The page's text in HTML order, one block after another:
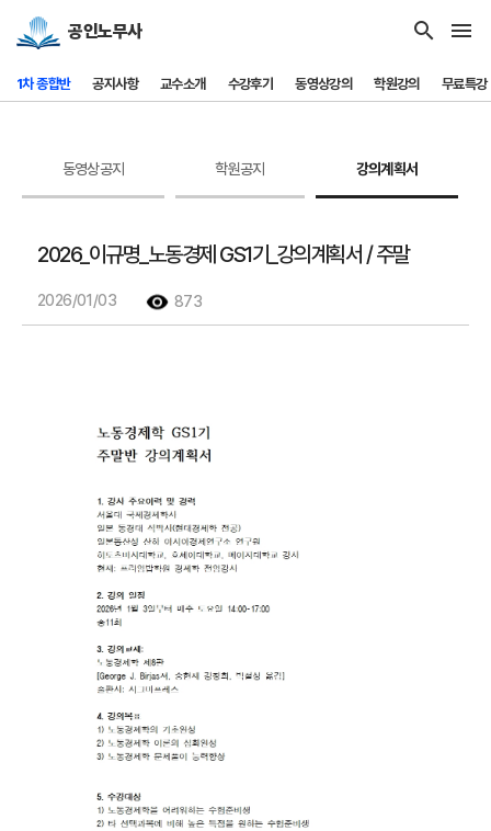
공인노무사 search menu
1차 종합반 공지사항 교수소개 수강후기 동영상강의 학원강의 무료특강
동영상공지 학원공지 강의계획서
2026_이규명_노동경제 GS1기_강의계획서 / 주말
2026/01/03 873